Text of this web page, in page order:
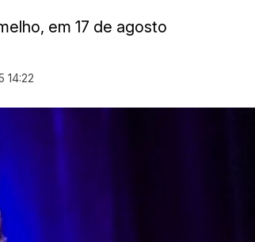
em 17 de agosto
14:22